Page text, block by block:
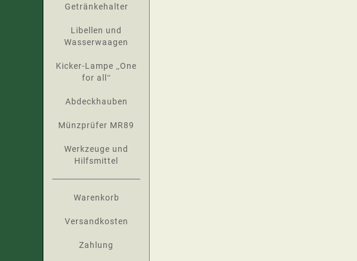
Getränkehalter
Libellen und
Wasserwaagen
Kicker-Lampe „One
for all“
Abdeckhauben
Münzprüfer MR89
Werkzeuge und
Hilfsmittel
Warenkorb
Versandkosten
Zahlung